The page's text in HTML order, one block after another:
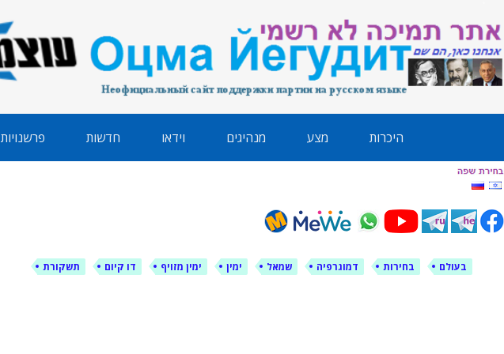
לימין עוצמה יהודית
היכרות מצע מנהיגים וידאו חדשות פרשנויות
בעולם בחירות דמוגרפיה שמאל ימין ימין מזויף דו קיום תשקורת